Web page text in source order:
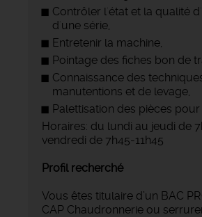
Contrôler l'état et la qualité
d'une série,
Entretenir la machine,
Pointage des fiches bon de
Connaissance des
manutentions et de levage,
Palettisation des pièces pour
Horaires: du lundi au jeudi de
vendredi de 7h45-11h45
Profil recherché
Vous êtes titulaire d’un BAC
CAP Chaudronnerie ou